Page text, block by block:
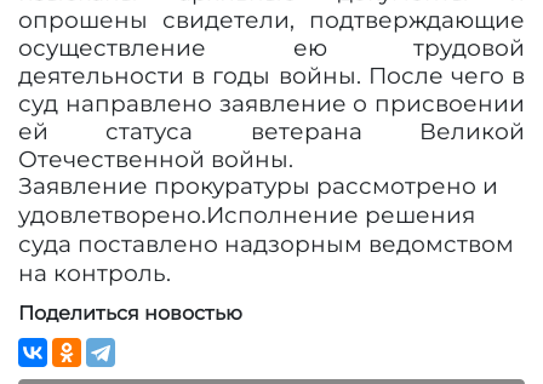
опрошены свидетели, подтверждающие
осуществление ею трудовой
деятельности в годы войны. После чего в
суд направлено заявление о присвоении
ей статуса ветерана Великой
Отечественной войны.
Заявление прокуратуры рассмотрено и
удовлетворено.Исполнение решения
суда поставлено надзорным ведомством
на контроль.
Поделиться новостью